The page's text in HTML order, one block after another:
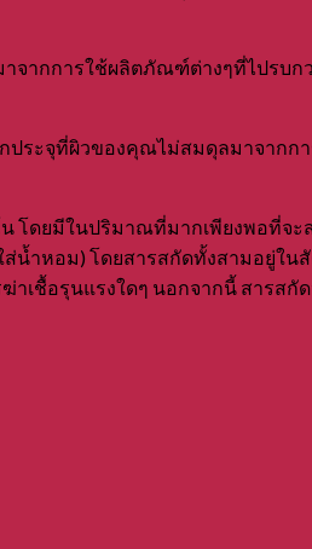
ากการใช้ผลิตภัณฑ์ต่างๆที่ไปรบก
ประจุที่ผิวของคุณไม่สมดุลมาจาก
โดยมีในปริมาณที่มากเพียงพอที่จ
ำหอม) โดยสารสกัดทั้งสามอยู่ใ
เชื้อรุนแรงใดๆ นอกจากนี้ สารส